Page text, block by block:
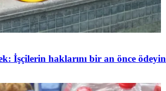
İşçilerin haklarını bir an önce ödeyin